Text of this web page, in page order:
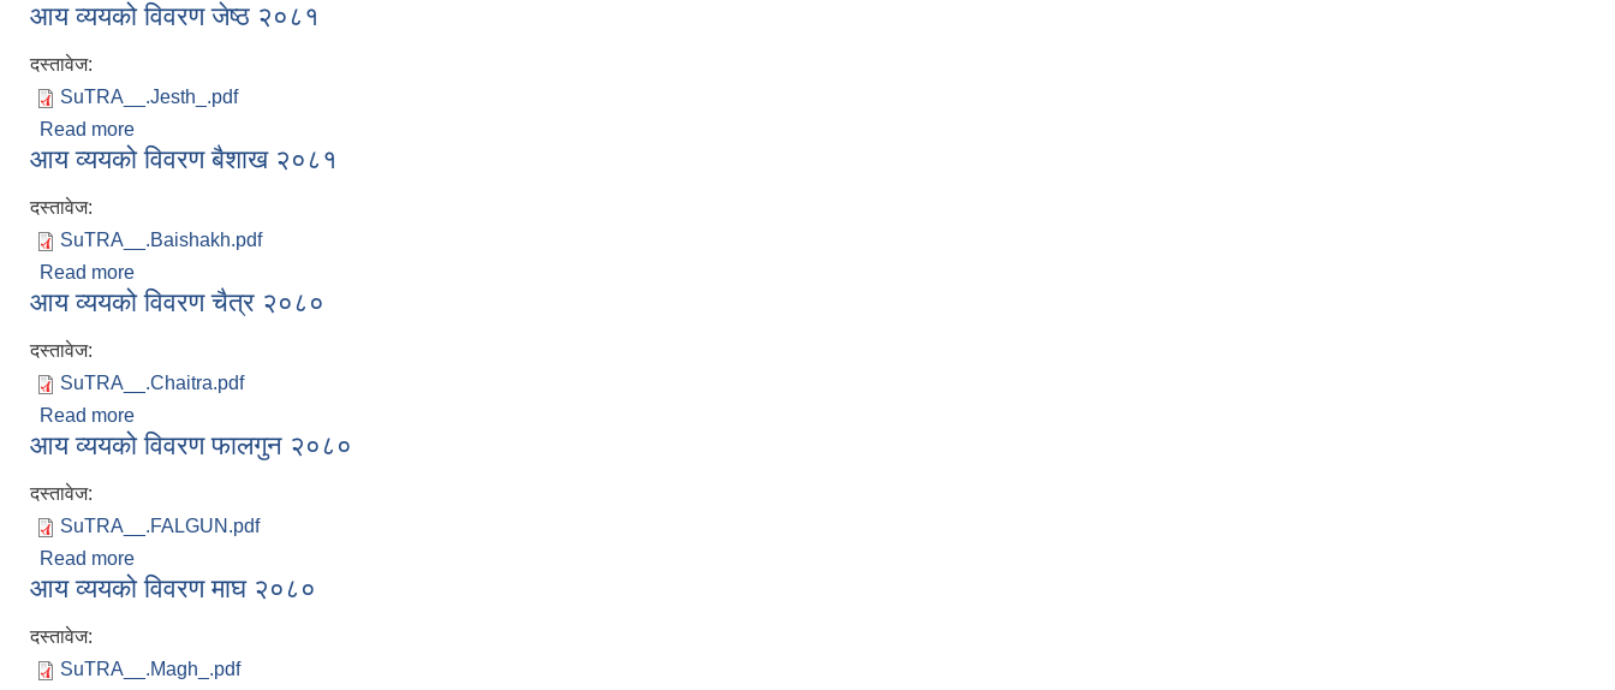
आय व्ययको विवरण जेष्ठ २०८१
दस्तावेज:
SuTRA__.Jesth_.pdf
Read more
आय व्ययको विवरण बैशाख २०८१
दस्तावेज:
SuTRA__.Baishakh.pdf
Read more
आय व्ययको विवरण चैत्र २०८०
दस्तावेज:
SuTRA__.Chaitra.pdf
Read more
आय व्ययको विवरण फालगुन २०८०
दस्तावेज:
SuTRA__.FALGUN.pdf
Read more
आय व्ययको विवरण माघ २०८०
दस्तावेज:
SuTRA__.Magh_.pdf